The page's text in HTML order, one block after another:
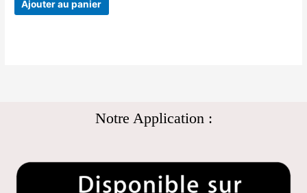
Ajouter au panier
Notre Application :